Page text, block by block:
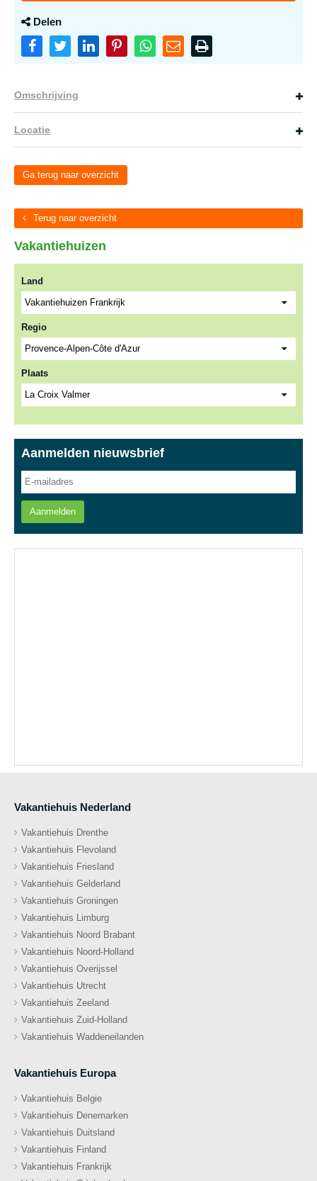
Delen
Omschrijving
Locatie
Ga terug naar overzicht
Terug naar overzicht
Vakantiehuizen
Land
Regio
Plaats
Aanmelden nieuwsbrief
Aanmelden
Vakantiehuis Nederland
Vakantiehuis Drenthe
Vakantiehuis Flevoland
Vakantiehuis Friesland
Vakantiehuis Gelderland
Vakantiehuis Groningen
Vakantiehuis Limburg
Vakantiehuis Noord Brabant
Vakantiehuis Noord-Holland
Vakantiehuis Overijssel
Vakantiehuis Utrecht
Vakantiehuis Zeeland
Vakantiehuis Zuid-Holland
Vakantiehuis Waddeneilanden
Vakantiehuis Europa
Vakantiehuis Belgie
Vakantiehuis Denemarken
Vakantiehuis Duitsland
Vakantiehuis Finland
Vakantiehuis Frankrijk